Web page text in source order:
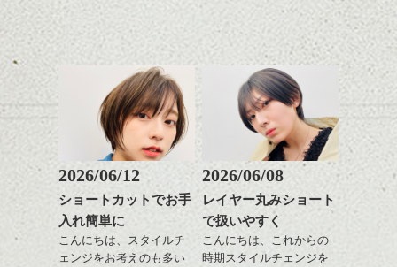
下さいね。
お待ちしております。
スタイリングも簡単で、
ム等の質感を調整しやす
いものを全体になじませ
整えるだけですよ。
ンジの事等
是非なんでもご相談して
下さい。
お待ちしております
是非なんでもご相談して
下さいね。
あご下のラインでやや長
さを残したボブは雰囲気
も出しやすくていろいろ
おすすめですね。
前髪もやや重めにカット
してラインを強調するの
もこれからは良い感じで
す、
目元が引き締まった印象
に。
いろんなシーンに雰囲気
をだしやすくスタイリン
グも簡単で良いので朝の
時短にも◎
そんなショートカット。
軽めの前髪で透け感を演
出できるので、
この時期とてもおすすめ
ですよ。
2026/06/12
ショートカットでお手
入れ簡単に
こんにちは、スタイルチ
ェンジをお考えのも多い
2026/06/08
レイヤー丸みショート
で扱いやすく
こんにちは、これからの
時期スタイルチェンジを